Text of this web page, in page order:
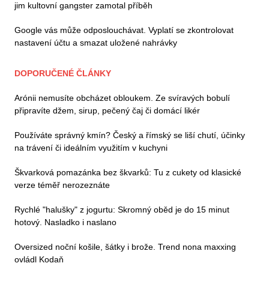
jim kultovní gangster zamotal příběh
Google vás může odposlouchávat. Vyplatí se zkontrolovat
nastavení účtu a smazat uložené nahrávky
DOPORUČENÉ ČLÁNKY
Arónii nemusíte obcházet obloukem. Ze svíravých bobulí
připravíte džem, sirup, pečený čaj či domácí likér
Používáte správný kmín? Český a římský se liší chutí, účinky
na trávení či ideálním využitím v kuchyni
Škvarková pomazánka bez škvarků: Tu z cukety od klasické
verze téměř nerozeznáte
Rychlé "halušky" z jogurtu: Skromný oběd je do 15 minut
hotový. Nasladko i naslano
Oversized noční košile, šátky i brože. Trend nona maxxing
ovládl Kodaň